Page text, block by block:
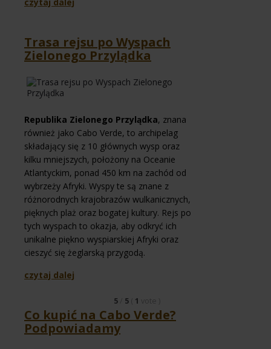
Trasa rejsu po Wyspach
Zielonego Przylądka
Republika Zielonego Przylądka, znana
również jako Cabo Verde, to archipelag
składający się z 10 głównych wysp oraz
kilku mniejszych, położony na Oceanie
Atlantyckim, ponad 450 km na zachód od
wybrzeży Afryki. Wyspy te są znane z
różnorodnych krajobrazów wulkanicznych,
pięknych plaż oraz bogatej kultury. Rejs po
tych wyspach to okazja, aby odkryć ich
unikalne piękno wyspiarskiej Afryki oraz
cieszyć się żeglarską przygodą.
czytaj dalej
5 5 1
Co kupić na Cabo Verde?
Podpowiadamy